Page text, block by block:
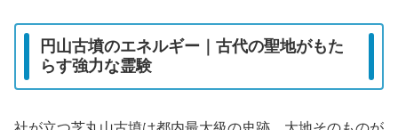
円山古墳のエネルギー｜古代の聖地がもた
らす強力な霊験